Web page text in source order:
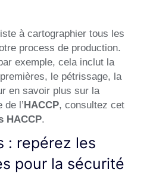
à cartographier tous les
process de production.
exemple, cela inclut la
le pétrissage, la
en savoir plus sur la
de l’HACCP, consultez cet
HACCP.
: repérez les
pour la sécurité